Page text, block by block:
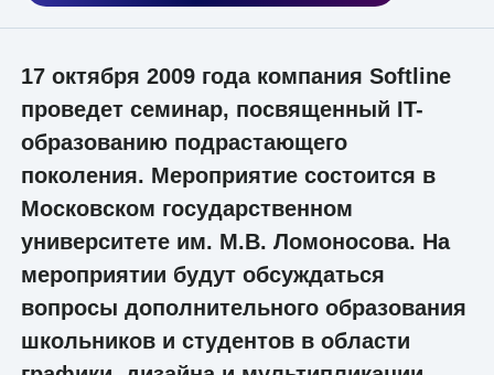
17 октября 2009 года компания Softline
проведет семинар, посвященный IT-
образованию подрастающего
поколения. Мероприятие состоится в
Московском государственном
университете им. М.В. Ломоносова. На
мероприятии будут обсуждаться
вопросы дополнительного образования
школьников и студентов в области